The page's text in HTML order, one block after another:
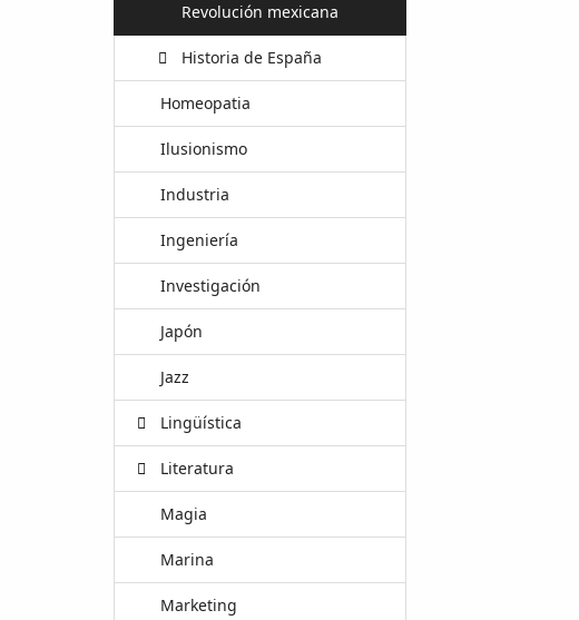
Revolución mexicana
Historia de España
Homeopatia
Ilusionismo
Industria
Ingeniería
Investigación
Japón
Jazz
Lingüística
Literatura
Magia
Marina
Marketing